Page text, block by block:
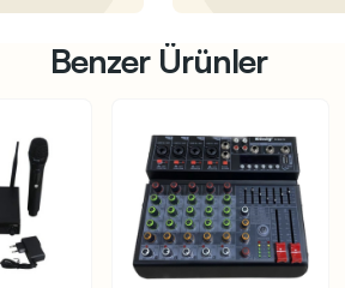
Benzer Ürünler